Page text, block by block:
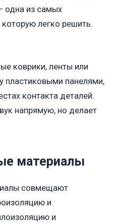
одна из самых
легко решить.
коврики, ленты или
пластиковыми панелями,
контакта деталей.
напрямую, но делает
материалы
совмещают
и
и